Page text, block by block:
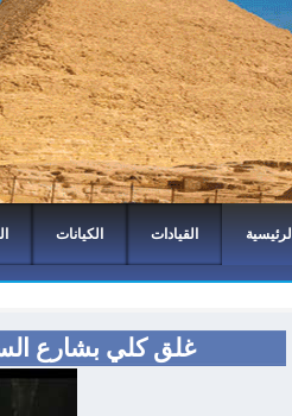
الرئيسية القيادات الكيانات
غلق كلي بشارع